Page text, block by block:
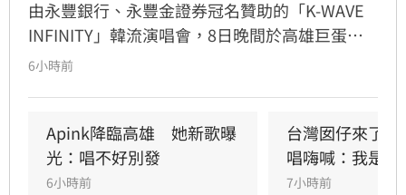
由永豐銀行、永豐金證券冠名贊助的「K-WAVE
INFINITY」韓流演唱會，8日晚間於高雄巨蛋熱
力開唱，集結NEWBEAT、FLARE U、CRAVITY、
熱情應援，尖叫與歡呼聲一路未停，最後由
HIGHLIGHT壓軸接管舞台，將現場氣氛推向最高
潮。
6小時前
Apink降臨高雄　她新歌曝
光：唱不好別發
6小時前
台灣囡仔來了
唱嗨喊：我是誰
7小時前